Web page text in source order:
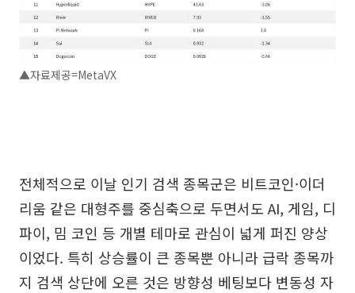
▲자료제공=MetaVX
전체적으로 이날 인기 검색 종목군은 비트코인·이더
리움 같은 대형주를 중심축으로 두면서도 AI, 게임, 디
파이, 밈 코인 등 개별 테마로 관심이 넓게 퍼진 양상
이었다. 특히 상승률이 큰 종목뿐 아니라 급락 종목까
지 검색 상단에 오른 것은 방향성 베팅보다 변동성 자